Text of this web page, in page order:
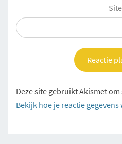
Site
Deze site gebruikt Akismet
Bekijk hoe je reactie